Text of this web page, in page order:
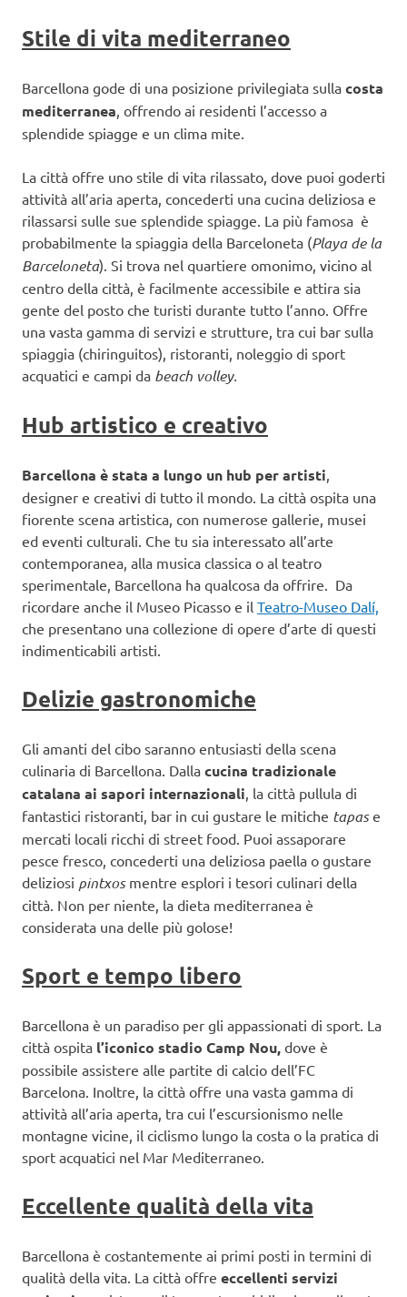
Stile di vita mediterraneo
Barcellona gode di una posizione privilegiata sulla costa
mediterranea, offrendo ai residenti l’accesso a
splendide spiagge e un clima mite.
La città offre uno stile di vita rilassato, dove puoi goderti
attività all’aria aperta, concederti una cucina deliziosa e
rilassarsi sulle sue splendide spiagge. La più famosa è
probabilmente la spiaggia della Barceloneta (Playa de la
Barceloneta). Si trova nel quartiere omonimo, vicino al
centro della città, è facilmente accessibile e attira sia
gente del posto che turisti durante tutto l’anno. Offre
una vasta gamma di servizi e strutture, tra cui bar sulla
spiaggia (chiringuitos), ristoranti, noleggio di sport
acquatici e campi da beach volley.
Hub artistico e creativo
Barcellona è stata a lungo un hub per artisti,
designer e creativi di tutto il mondo. La città ospita una
fiorente scena artistica, con numerose gallerie, musei
ed eventi culturali. Che tu sia interessato all’arte
contemporanea, alla musica classica o al teatro
sperimentale, Barcellona ha qualcosa da offrire. Da
ricordare anche il Museo Picasso e il Teatro-Museo Dalí,
che presentano una collezione di opere d’arte di questi
indimenticabili artisti.
Delizie gastronomiche
Gli amanti del cibo saranno entusiasti della scena
culinaria di Barcellona. Dalla cucina tradizionale
catalana ai sapori internazionali, la città pullula di
fantastici ristoranti, bar in cui gustare le mitiche tapase
mercati locali ricchi di street food. Puoi assaporare
pesce fresco, concederti una deliziosa paella o gustare
deliziosi pintxos mentre esplori i tesori culinari della
città. Non per niente, la dieta mediterranea è
considerata una delle più golose!
Sport e tempo libero
Barcellona è un paradiso per gli appassionati di sport. La
città ospita l’iconico stadio Camp Nou, dove è
possibile assistere alle partite di calcio dell’FC
Barcelona. Inoltre, la città offre una vasta gamma di
attività all’aria aperta, tra cui l’escursionismo nelle
montagne vicine, il ciclismo lungo la costa o la pratica di
sport acquatici nel Mar Mediterraneo.
Eccellente qualità della vita
Barcellona è costantemente ai primi posti in termini di
qualità della vita. La città offre eccellenti servizi